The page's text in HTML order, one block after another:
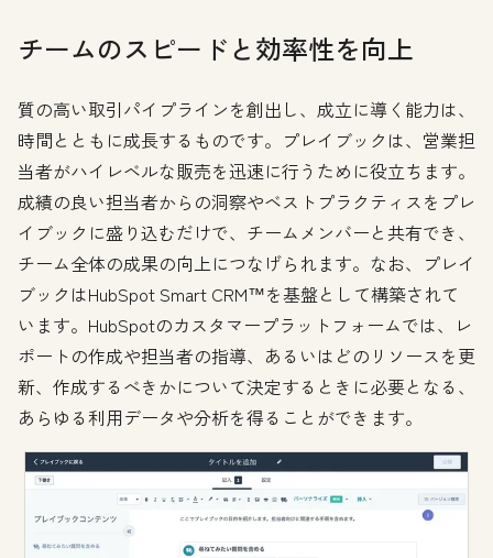
チームのスピードと効率性を向上
質の高い取引パイプラインを創出し、成立に導く能力は、
時間とともに成長するものです。プレイブックは、営業担
当者がハイレベルな販売を迅速に行うために役立ちます。
成績の良い担当者からの洞察やベストプラクティスをプレ
イブックに盛り込むだけで、チームメンバーと共有でき、
チーム全体の成果の向上につなげられます。なお、プレイ
ブックはHubSpot Smart CRM™を基盤として構築されて
います。HubSpotのカスタマープラットフォームでは、レ
ポートの作成や担当者の指導、あるいはどのリソースを更
新、作成するべきかについて決定するときに必要となる、
あらゆる利用データや分析を得ることができます。